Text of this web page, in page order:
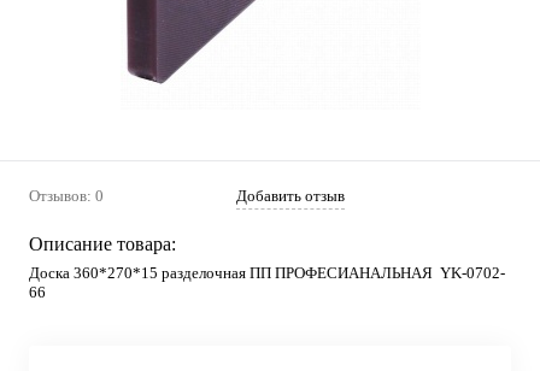
Отзывов: 0 Добавить отзыв
Описание товара:
Доска 360*270*15 разделочная ПП ПРОФЕСИАНАЛЬНАЯ YK-0702-
66